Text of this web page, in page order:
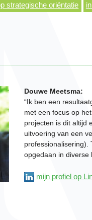
strategische oriëntatie
Douwe Meetsma:
“Ik ben een
met een focus op
projecten is dit altijd
uitvoering van een
professionalisering).
opgedaan in diverse
mijn profiel op